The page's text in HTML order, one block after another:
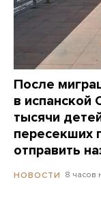
После
в испанской
тысячи
пересекших
отправить
НОВОСТИ 8 часов